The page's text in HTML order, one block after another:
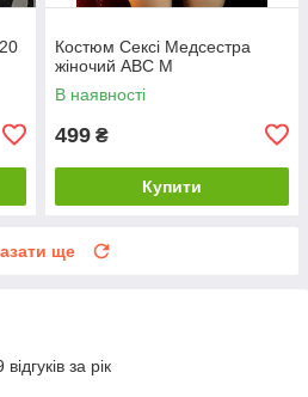
Костюм Сексі Медсестра
жіночий ABC М
В наявності
499 ₴
Купити
ще
за рік